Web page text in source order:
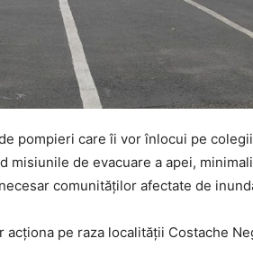
pompieri care îi vor înlocui pe
misiunile de evacuare a apei,
comunităților afectate de
acționa pe raza localității Costache